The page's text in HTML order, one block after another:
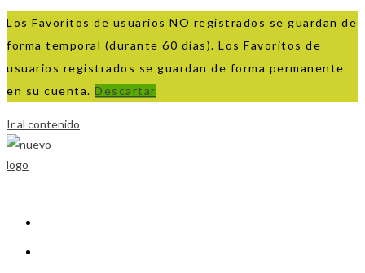
Los Favoritos de usuarios NO registrados se guardan de
forma temporal (durante 60 días). Los Favoritos de
usuarios registrados se guardan de forma permanente
en su cuenta. Descartar
Ir al contenido